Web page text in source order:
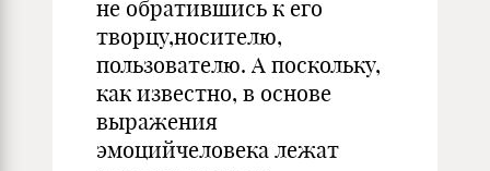
не обратившись к его
творцу,носителю,
пользователю. А поскольку,
как известно, в основе
выражения
эмоцийчеловека лежат